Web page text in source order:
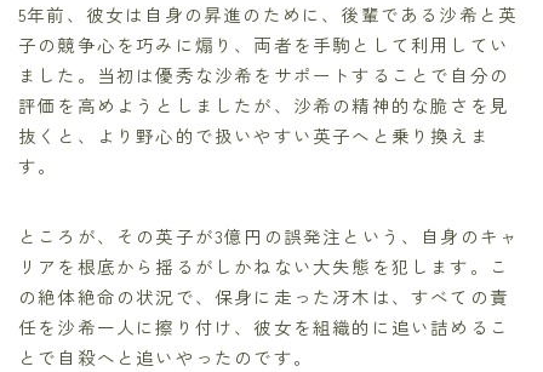
5年前、彼女は自身の昇進のために、後輩である沙希と英
子の競争心を巧みに煽り、両者を手駒として利用してい
ました。当初は優秀な沙希をサポートすることで自分の
評価を高めようとしましたが、沙希の精神的な脆さを見
抜くと、より野心的で扱いやすい英子へと乗り換えま
す。
ところが、その英子が3億円の誤発注という、自身のキャ
リアを根底から揺るがしかねない大失態を犯します。こ
の絶体絶命の状況で、保身に走った冴木は、すべての責
任を沙希一人に擦り付け、彼女を組織的に追い詰めるこ
とで自殺へと追いやったのです。